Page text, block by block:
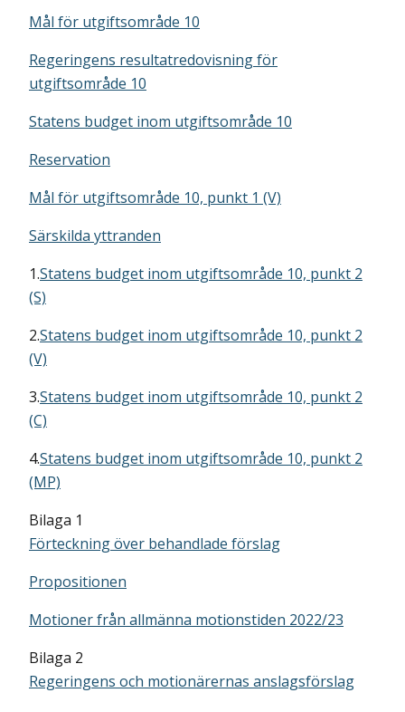
Mål för utgiftsområde 10
Regeringens resultatredovisning för
utgiftsområde 10
Statens budget inom utgiftsområde 10
Reservation
Mål för utgiftsområde 10, punkt 1 (V)
Särskilda yttranden
1.Statens budget inom utgiftsområde 10, punkt 2
(S)
2.Statens budget inom utgiftsområde 10, punkt 2
(V)
3.Statens budget inom utgiftsområde 10, punkt 2
(C)
4.Statens budget inom utgiftsområde 10, punkt 2
(MP)
Bilaga 1
Förteckning över behandlade förslag
Propositionen
Motioner från allmänna motionstiden 2022/23
Bilaga 2
Regeringens och motionärernas anslagsförslag